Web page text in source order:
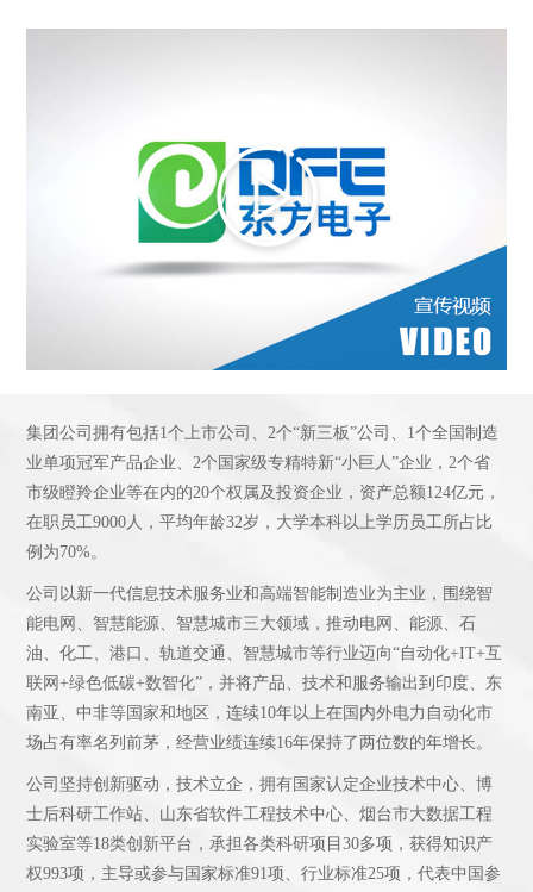
集团公司拥有包括1个上市公司、2个“新三板”公司、1个全国制造
业单项冠军产品企业、2个国家级专精特新“小巨人”企业，2个省
市级瞪羚企业等在内的20个权属及投资企业，资产总额124亿元，
在职员工9000人，平均年龄32岁，大学本科以上学历员工所占比
例为70%。
公司以新一代信息技术服务业和高端智能制造业为主业，围绕智
能电网、智慧能源、智慧城市三大领域，推动电网、能源、石
油、化工、港口、轨道交通、智慧城市等行业迈向“自动化+IT+互
联网+绿色低碳+数智化”，并将产品、技术和服务输出到印度、东
南亚、中非等国家和地区，连续10年以上在国内外电力自动化市
场占有率名列前茅，经营业绩连续16年保持了两位数的年增长。
公司坚持创新驱动，技术立企，拥有国家认定企业技术中心、博
士后科研工作站、山东省软件工程技术中心、烟台市大数据工程
实验室等18类创新平台，承担各类科研项目30多项，获得知识产
权993项，主导或参与国家标准91项、行业标准25项，代表中国参